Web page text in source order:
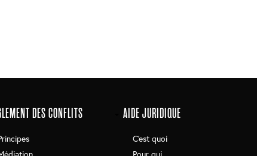
DES CONFLITS AIDE JURIDIQUE
C'est quoi
Pour qui